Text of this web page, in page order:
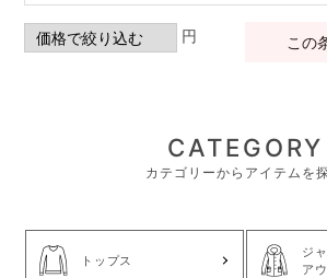
円 この
CATEGORY
カテゴリーからアイテムを
トップス
ジ
ア